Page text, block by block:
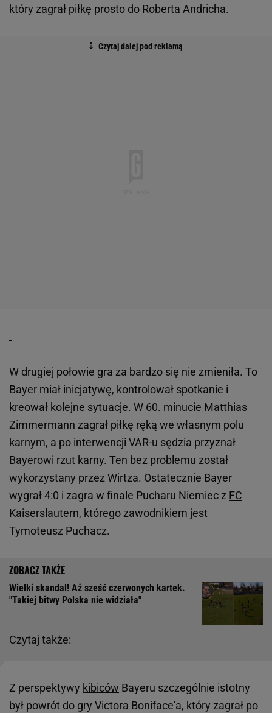
który zagrał piłkę prosto do Roberta Andricha.
W drugiej połowie gra za bardzo się nie zmieniła. To
Bayer miał inicjatywę, kontrolował spotkanie i
kreował kolejne sytuacje. W 60. minucie Matthias
Zimmermann zagrał piłkę ręką we własnym polu
karnym, a po interwencji VAR-u sędzia przyznał
Bayerowi rzut karny. Ten bez problemu został
wykorzystany przez Wirtza. Ostatecznie Bayer
wygrał 4:0 i zagra w finale Pucharu Niemiec z FC
Kaiserslautern, którego zawodnikiem jest
Tymoteusz Puchacz.
Czytaj także:
Wielki skandal! Aż sześć czerwonych kartek.
"Takiej bitwy Polska nie widziała"
Z perspektywy kibiców Bayeru szczególnie istotny
był powrót do gry Victora Boniface'a, który zagrał po